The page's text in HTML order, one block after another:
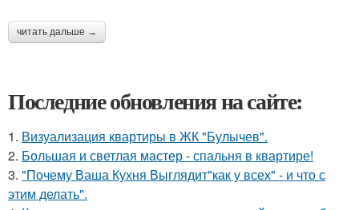
читать дальше →
Последние обновления на сайте:
1. Визуализация квартиры в ЖК "Булычев".
2. Большая и светлая мастер - спальня в квартире!
3. "Почему Ваша Кухня Выглядит"как у всех" - и что с
этим делать".